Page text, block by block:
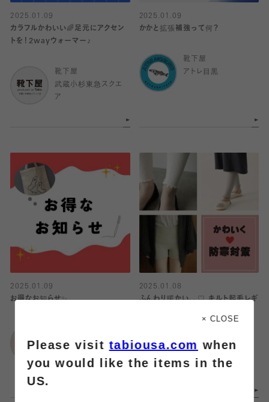
2025.01.09
カラフルかわいい🌈足元にアクセン
トを！2wayウォーマー♪
靴下屋
武蔵小杉東急スクエ
ア
2025.01.09
かかと拡張補強って何？
靴下屋
アトレ目黒
2025.01.09
お得なお知らせ✨
ららぽーと門真店
2025.01.08
ふんわり暖かい、、♡ キルト起毛レギ
靴下屋
ア
× CLOSE
Please visittabiousa.com when
you would like the items in the
US.